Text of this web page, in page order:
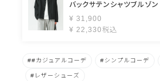
バックサテンシャツブルゾン
¥ 31,900
¥ 22,330 税込
#カジュアルコーデ シンプルコーデ
レザーシューズ